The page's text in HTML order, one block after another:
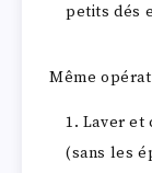
petits dés
Même
Laver et
(sans les